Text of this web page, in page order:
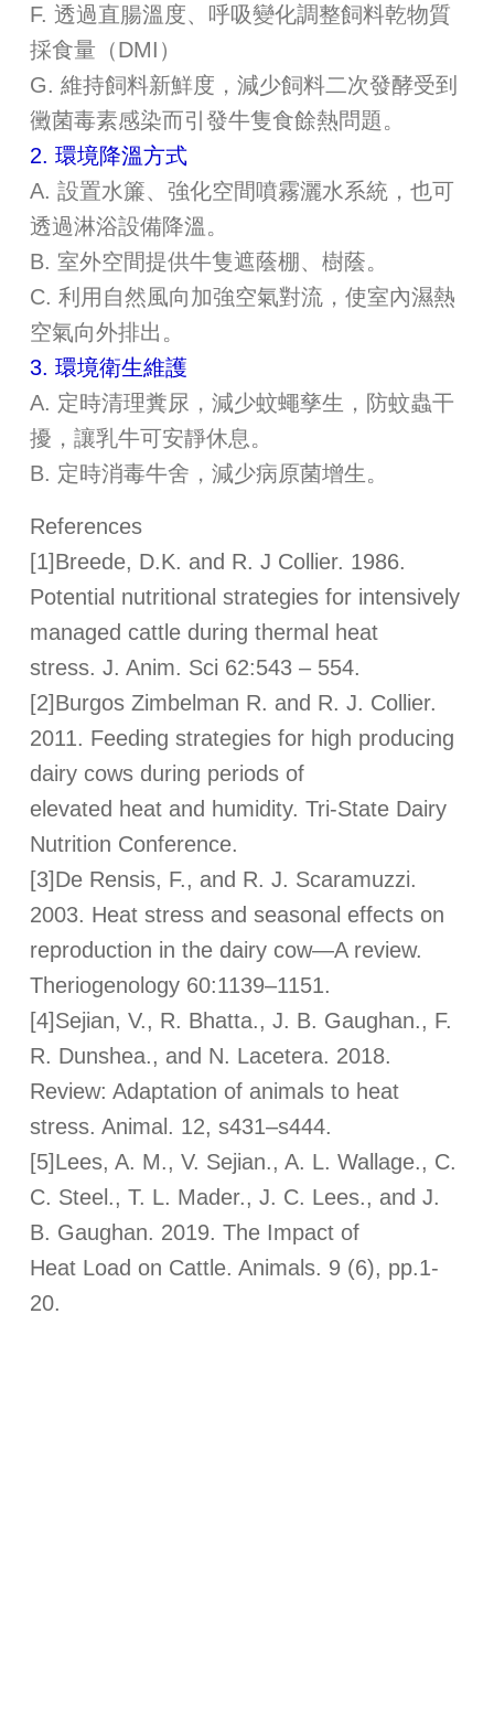
F. 透過直腸溫度、呼吸變化調整飼料乾物質
採食量（DMI）
G. 維持飼料新鮮度，減少飼料二次發酵受到
黴菌毒素感染而引發牛隻食餘熱問題。
2. 環境降溫方式
A. 設置水簾、強化空間噴霧灑水系統，也可
透過淋浴設備降溫。
B. 室外空間提供牛隻遮蔭棚、樹蔭。
C. 利用自然風向加強空氣對流，使室內濕熱
空氣向外排出。
3. 環境衛生維護
A. 定時清理糞尿，減少蚊蠅孳生，防蚊蟲干
擾，讓乳牛可安靜休息。
B. 定時消毒牛舍，減少病原菌增生。
References
[1]Breede, D.K. and R. J Collier. 1986.
Potential nutritional strategies for intensively
managed cattle during thermal heat
stress. J. Anim. Sci 62:543 – 554.
[2]Burgos Zimbelman R. and R. J. Collier.
2011. Feeding strategies for high producing
dairy cows during periods of
elevated heat and humidity. Tri-State Dairy
Nutrition Conference.
[3]De Rensis, F., and R. J. Scaramuzzi.
2003. Heat stress and seasonal effects on
reproduction in the dairy cow—A review.
Theriogenology 60:1139–1151.
[4]Sejian, V., R. Bhatta., J. B. Gaughan., F.
R. Dunshea., and N. Lacetera. 2018.
Review: Adaptation of animals to heat
stress. Animal. 12, s431–s444.
[5]Lees, A. M., V. Sejian., A. L. Wallage., C.
C. Steel., T. L. Mader., J. C. Lees., and J.
B. Gaughan. 2019. The Impact of
Heat Load on Cattle. Animals. 9 (6), pp.1-
20.